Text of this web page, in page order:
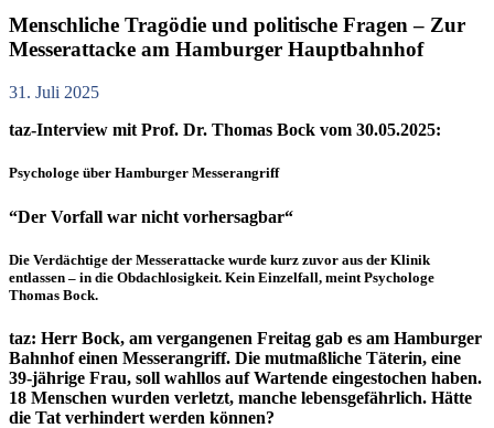
Menschliche Tragödie und politische Fragen – Zur
Messerattacke am Hamburger Hauptbahnhof
31. Juli 2025
taz-Interview mit Prof. Dr. Thomas Bock vom 30.05.2025:
Psychologe über Hamburger Messerangriff
“Der Vorfall war nicht vorhersagbar“
Die Verdächtige der Messerattacke wurde kurz zuvor aus der Klinik
entlassen – in die Obdachlosigkeit. Kein Einzelfall, meint Psychologe
Thomas Bock.
taz: Herr Bock, am vergangenen Freitag gab es am Hamburger
Bahnhof einen Messerangriff. Die mutmaßliche Täterin, eine
39-jährige Frau, soll wahllos auf Wartende eingestochen haben.
18 Menschen wurden verletzt, manche lebensgefährlich. Hätte
die Tat verhindert werden können?